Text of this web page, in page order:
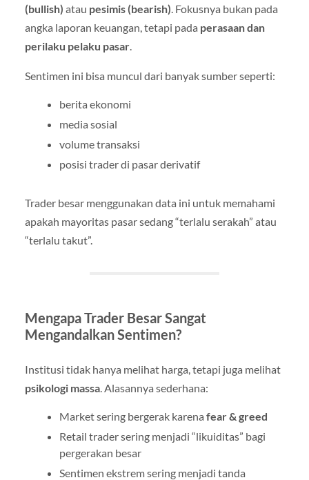
(bullish) atau pesimis (bearish). Fokusnya bukan pada
angka laporan keuangan, tetapi pada perasaan dan
perilaku pelaku pasar.
Sentimen ini bisa muncul dari banyak sumber seperti:
berita ekonomi
media sosial
volume transaksi
posisi trader di pasar derivatif
Trader besar menggunakan data ini untuk memahami
apakah mayoritas pasar sedang “terlalu serakah” atau
“terlalu takut”.
Mengapa Trader Besar Sangat
Mengandalkan Sentimen?
Institusi tidak hanya melihat harga, tetapi juga melihat
psikologi massa. Alasannya sederhana:
Market sering bergerak karena fear & greed
Retail trader sering menjadi “likuiditas” bagi
pergerakan besar
Sentimen ekstrem sering menjadi tanda